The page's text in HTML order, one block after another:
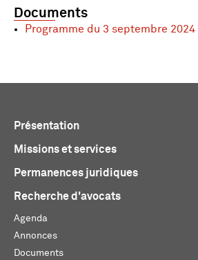
Documents
Programme du 3 septembre 2024
Présentation
Missions et services
Permanences juridiques
Recherche d'avocats
Agenda
Annonces
Documents